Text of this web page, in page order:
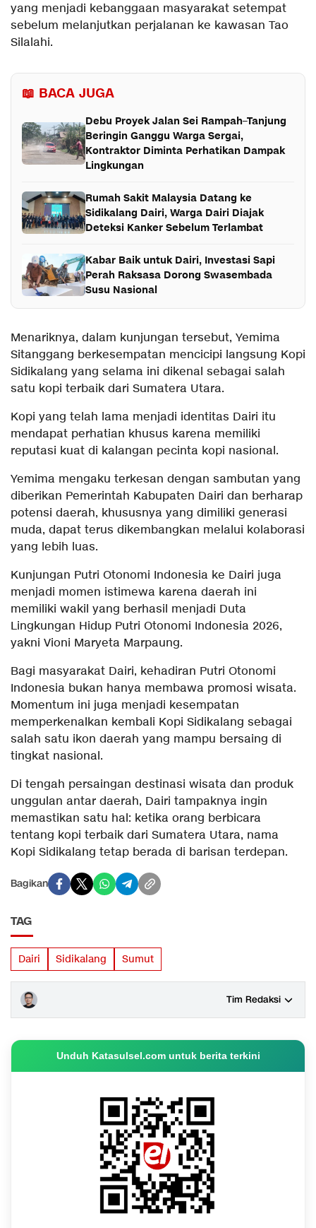
yang menjadi kebanggaan masyarakat setempat
sebelum melanjutkan perjalanan ke kawasan Tao
Silalahi.
📖 BACA JUGA
Debu Proyek Jalan Sei Rampah–Tanjung
Beringin Ganggu Warga Sergai,
Kontraktor Diminta Perhatikan Dampak
Lingkungan
Rumah Sakit Malaysia Datang ke
Sidikalang Dairi, Warga Dairi Diajak
Deteksi Kanker Sebelum Terlambat
Kabar Baik untuk Dairi, Investasi Sapi
Perah Raksasa Dorong Swasembada
Susu Nasional
Menariknya, dalam kunjungan tersebut, Yemima
Sitanggang berkesempatan mencicipi langsung Kopi
Sidikalang yang selama ini dikenal sebagai salah
satu kopi terbaik dari Sumatera Utara.
Kopi yang telah lama menjadi identitas Dairi itu
mendapat perhatian khusus karena memiliki
reputasi kuat di kalangan pecinta kopi nasional.
Yemima mengaku terkesan dengan sambutan yang
diberikan Pemerintah Kabupaten Dairi dan berharap
potensi daerah, khususnya yang dimiliki generasi
muda, dapat terus dikembangkan melalui kolaborasi
yang lebih luas.
Kunjungan Putri Otonomi Indonesia ke Dairi juga
menjadi momen istimewa karena daerah ini
memiliki wakil yang berhasil menjadi Duta
Lingkungan Hidup Putri Otonomi Indonesia 2026,
yakni Vioni Maryeta Marpaung.
Bagi masyarakat Dairi, kehadiran Putri Otonomi
Indonesia bukan hanya membawa promosi wisata.
Momentum ini juga menjadi kesempatan
memperkenalkan kembali Kopi Sidikalang sebagai
salah satu ikon daerah yang mampu bersaing di
tingkat nasional.
Di tengah persaingan destinasi wisata dan produk
unggulan antar daerah, Dairi tampaknya ingin
memastikan satu hal: ketika orang berbicara
tentang kopi terbaik dari Sumatera Utara, nama
Kopi Sidikalang tetap berada di barisan terdepan.
Bagikan
TAG
Dairi Sidikalang Sumut
Tim Redaksi
Unduh Katasulsel.com untuk berita terkini